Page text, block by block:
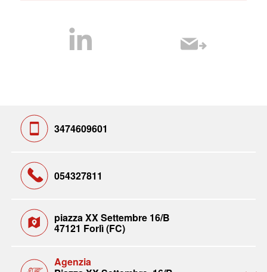
3474609601
054327811
piazza XX Settembre 16/B
47121 Forlì (FC)
Agenzia